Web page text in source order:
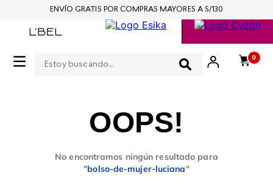
0
ENVÍO GRATIS POR COMPRAS MAYORES A S/130
OOPS!
No encontramos ningún resultado para
"bolso-de-mujer-luciana"